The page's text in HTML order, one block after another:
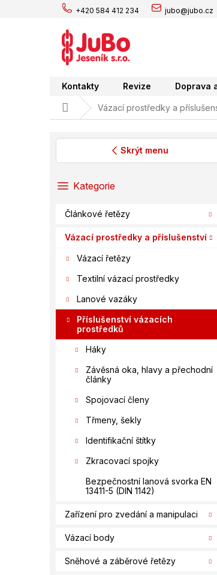
+420 584 412 234 jubo@jubo.cz
Kontakty Revize Doprava
Domů Vázací prostředky a
Skrýt menu
PřeskočitKategorie
Článkové řetězy
Vázací prostředky a příslušenství
Vázací řetězy
Textilní vázací prostředky
Lanové vazáky
Příslušenství vázacích
prostředků
Háky
Závěsná oka, hlavy a přechodní
články
Spojovací členy
Třmeny, šekly
Identifikační štítky
Zkracovací spojky
Bezpečnostní lanová svorka EN
13411-5 (DIN 1142)
Zařízení pro zvedání a manipulaci
Vázací body
Sněhové a záběrové řetězy